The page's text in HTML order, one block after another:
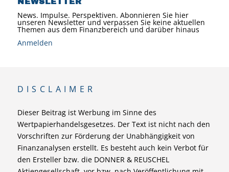
News. Impulse. Perspektiven. Abonnieren Sie hier
unseren Newsletter und verpassen Sie keine aktuellen
Themen aus dem Finanzbereich und darüber hinaus
Anmelden
DISCLAIMER
Dieser Beitrag ist Werbung im Sinne des
Wertpapierhandelsgesetzes. Der Text ist nicht nach den
Vorschriften zur Förderung der Unabhängigkeit von
Finanzanalysen erstellt. Es besteht auch kein Verbot für
den Ersteller bzw. die DONNER & REUSCHEL